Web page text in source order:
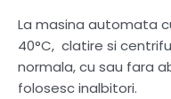
La masina automata
40°C, clatire si
normala, cu sau fara
folosesc inalbitori.